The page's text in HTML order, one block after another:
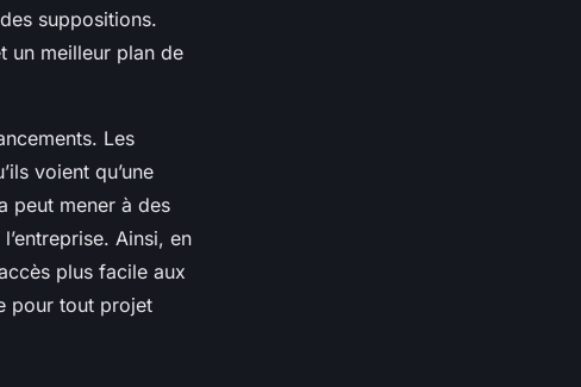
suppositions.
un meilleur plan de
Les
voient qu’une
peut mener à des
Ainsi, en
plus facile aux
pour tout projet